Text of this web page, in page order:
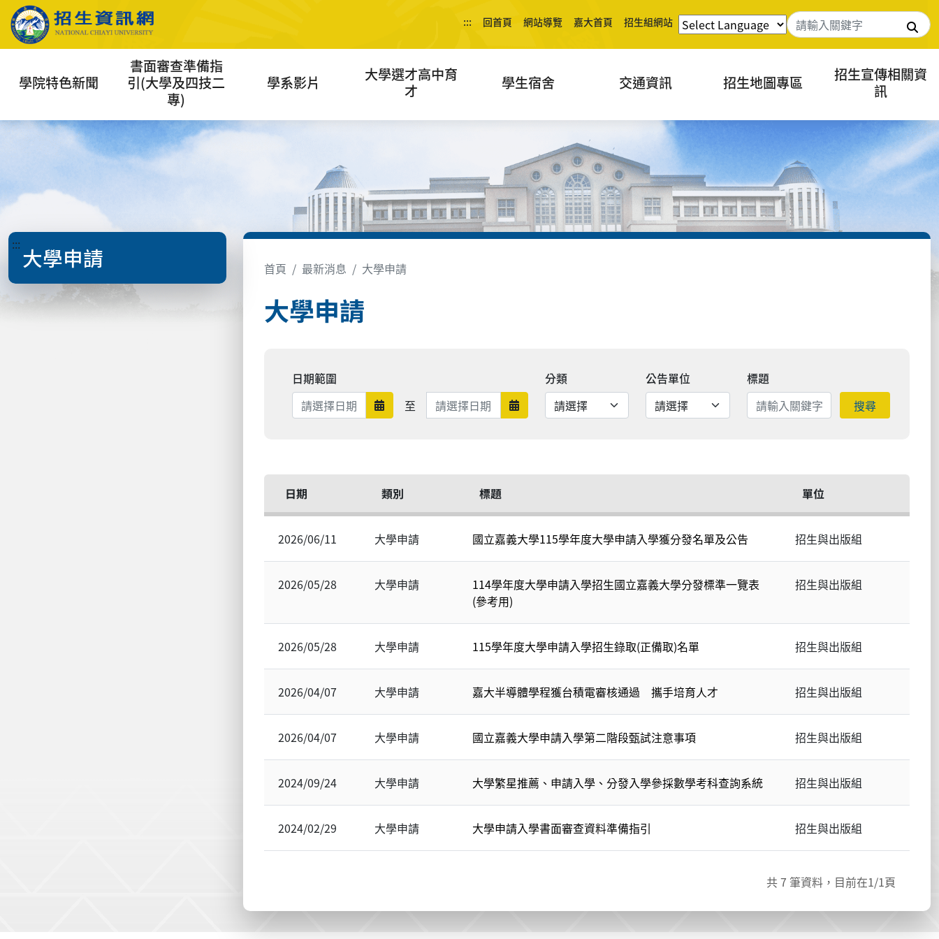
::: 回首頁 網站導覽 嘉大首頁 招生組網站 搜尋
學院特色新聞
書面審查準備指
引(大學及四技二
專)
學系影片
大學選才高中育
才
學生宿舍 交通資訊 招生地圖專區
招生宣傳相關資
訊
::: 大學申請 首頁 最新消息 大學申請
大學申請
日期範圍
日期範圍開始
至 日期範圍結束 日期範圍結束
分類 公告單位
標題
搜尋
日期 類別 標題 單位
2026/06/11 大學申請 國立嘉義大學115學年度大學申請入學獲分發名單及公告 招生與出版組
2026/05/28 大學申請
114學年度大學申請入學招生國立嘉義大學分發標準一覽表
(參考用)
招生與出版組
2026/05/28 大學申請 115學年度大學申請入學招生錄取(正備取)名單 招生與出版組
2026/04/07 大學申請 嘉大半導體學程獲台積電審核通過 攜手培育人才 招生與出版組
2026/04/07 大學申請 國立嘉義大學申請入學第二階段甄試注意事項 招生與出版組
2024/09/24 大學申請 大學繁星推薦、申請入學、分發入學參採數學考科查詢系統 招生與出版組
2024/02/29 大學申請 大學申請入學書面審查資料準備指引 招生與出版組
共7 筆資料，目前在1/1頁